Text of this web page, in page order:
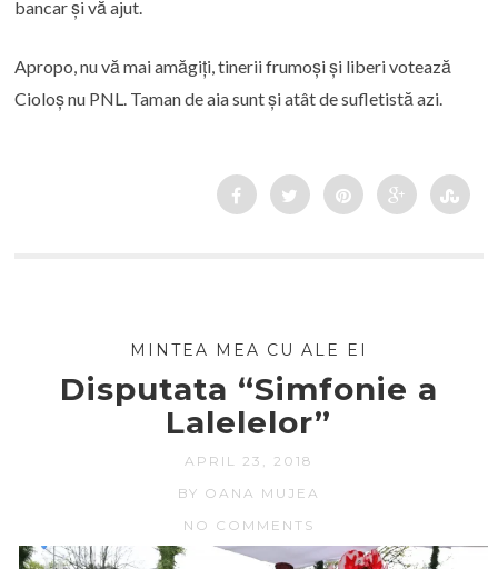
bancar și vă ajut.
Apropo, nu vă mai amăgiți, tinerii frumoși și liberi votează
Cioloș nu PNL. Taman de aia sunt și atât de sufletistă azi.
MINTEA MEA CU ALE EI
Disputata “Simfonie a
Lalelelor”
APRIL 23, 2018
BY OANA MUJEA
NO COMMENTS